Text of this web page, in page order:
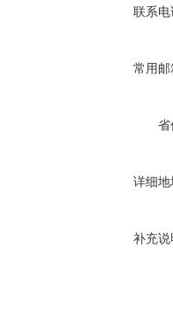
联系
常用
省
详细
补充